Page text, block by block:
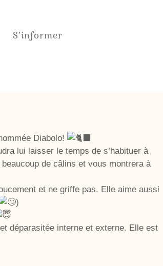
S’informer
Diabolo!
lui laisser le temps de s’habituer à
de câlins et vous montrera à
et ne griffe pas. Elle aime aussi
)
déparasitée interne et externe. Elle est